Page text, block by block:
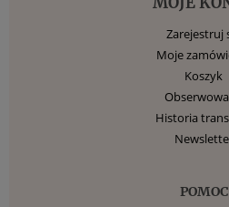
Zarejestruj
Moje
Koszyk
Historia
POMOC